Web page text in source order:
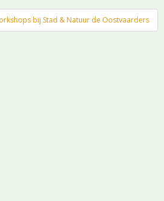
bij Stad & Natuur de Oostvaarders